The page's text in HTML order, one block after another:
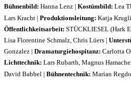
Bühnenbild: Hanna Lenz | Kostümbild: Lea
Lars Kracht | Produktionsleitung: Katja
Öffentlichkeitsarbeit: STÜCKLIESEL (Hark
Lisa Florentine Schmalz, Chris Lüers |
Gonzalez | Dramaturgiehospitanz: Carlotta
Lichttechnik: Lars Rubarth, Magnus
David Babbel | Bühnentechnik: Marian